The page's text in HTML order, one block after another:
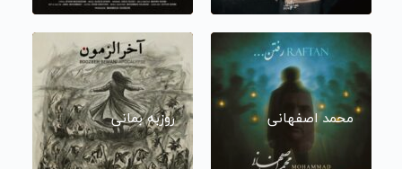
محمد اصفهانی روزبه بمانی